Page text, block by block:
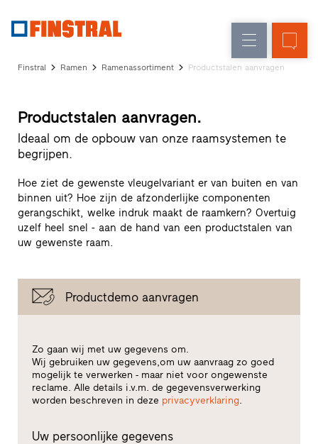
Glasgevels
Studio
zoeken
Snelle
Finstral Ramen Ramenassortiment Productstalen aanvragen
Productstalen aanvragen.
Ideaal om de opbouw van onze raamsystemen te
begrijpen.
Hoe ziet de gewenste vleugelvariant er van buiten en van
binnen uit? Hoe zijn de afzonderlijke componenten
gerangschikt, welke indruk maakt de raamkern? Overtuig
uzelf heel snel - aan de hand van een productstalen van
uw gewenste raam.
Productdemo aanvragen
Zo gaan wij met uw gegevens om.
Wij gebruiken uw gegevens,om uw aanvraag zo goed
mogelijk te verwerken - maar niet voor ongewenste
reclame. Alle details i.v.m. de gegevensverwerking
worden beschreven in deze privacyverklaring.
Uw persoonlijke gegevens